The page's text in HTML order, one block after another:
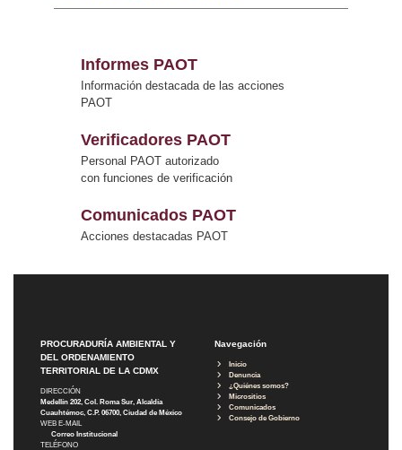
Informes PAOT
Información destacada de las acciones
PAOT
Verificadores PAOT
Personal PAOT autorizado
con funciones de verificación
Comunicados PAOT
Acciones destacadas PAOT
PROCURADURÍA AMBIENTAL Y
DEL ORDENAMIENTO
TERRITORIAL DE LA CDMX
DIRECCIÓN
Medellín 202, Col. Roma Sur, Alcaldía
Cuauhtémoc, C.P. 06700, Ciudad de México
WEB E-MAIL
Correo Institucional
TELÉFONO
Navegación
Inicio
Denuncia
¿Quiénes somos?
Micrositios
Comunicados
Consejo de Gobierno